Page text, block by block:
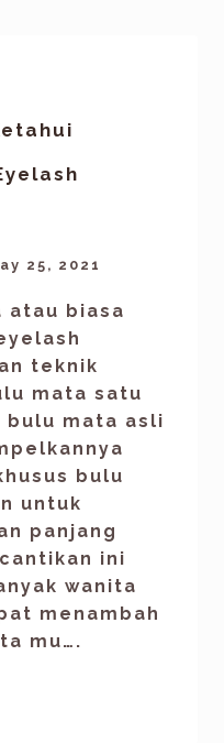
25, 2021
atau biasa
teknik
mata satu
bulu mata asli
bulu
untuk
panjang
ini
wanita
menambah
mu….